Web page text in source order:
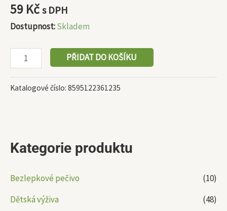
Kategorie produktu
Bezlepkové pečivo
(10)
Dětská výživa
(48)
59 Kčs DPH
Dostupnost:Skladem
PŘIDAT DO KOŠÍKU
Katalogové číslo: 8595122361235